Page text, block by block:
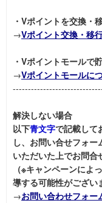
・Vポイントを交換・
→Vポイント交換・移
・Vポイントモールで
→Vポイントモールに
解決しない場合
以下青文字で記載して
し、お問い合せフォ
いただいた上でお問合
（※キャンペーンによ
導する可能性がござい
→お問い合わせフォー